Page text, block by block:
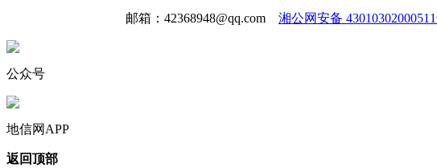
邮箱：42368948@qq.com 湘公网安备
公众号
地信网APP
返回顶部